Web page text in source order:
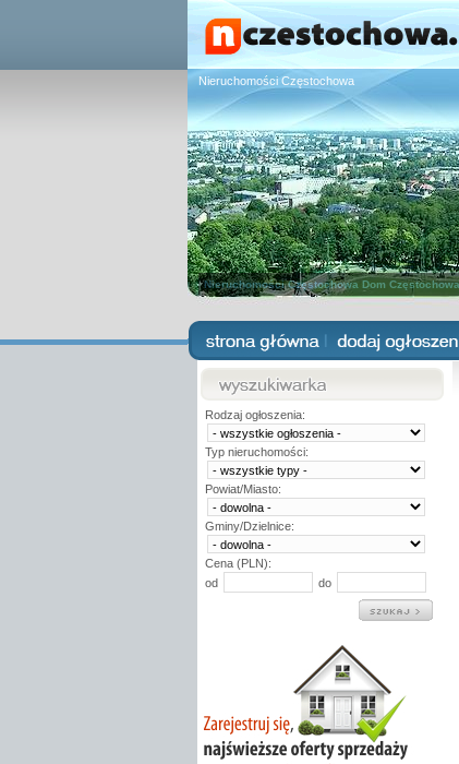
Nieruchomości Częstochowa
Nieruchomości Częstochowa Dom Częstochowa
Rodzaj ogłoszenia:
Typ nieruchomości:
Powiat/Miasto:
Gminy/Dzielnice:
Cena (PLN):
od
do